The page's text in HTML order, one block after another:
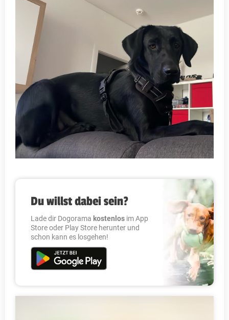
Du willst dabei sein?
Lade dir Dogorama kostenlos im App
Store oder Play Store herunter und
schon kann es losgehen!